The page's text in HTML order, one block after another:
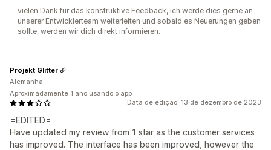
vielen Dank für das konstruktive Feedback, ich werde dies gerne an
unserer Entwicklerteam weiterleiten und sobald es Neuerungen geben
sollte, werden wir dich direkt informieren.
Data de edição: 13 de dezembro de 2023
=EDITED=
Have updated my review from 1 star as the customer services
has improved. The interface has been improved, however the
Projekt Glitter
Alemanha
Aproximadamente 1 ano usando o app